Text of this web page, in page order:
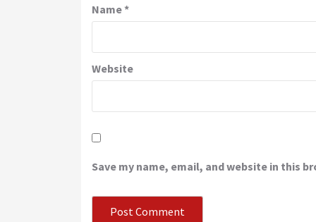
Name*
Website
Save my name, email, and website in this